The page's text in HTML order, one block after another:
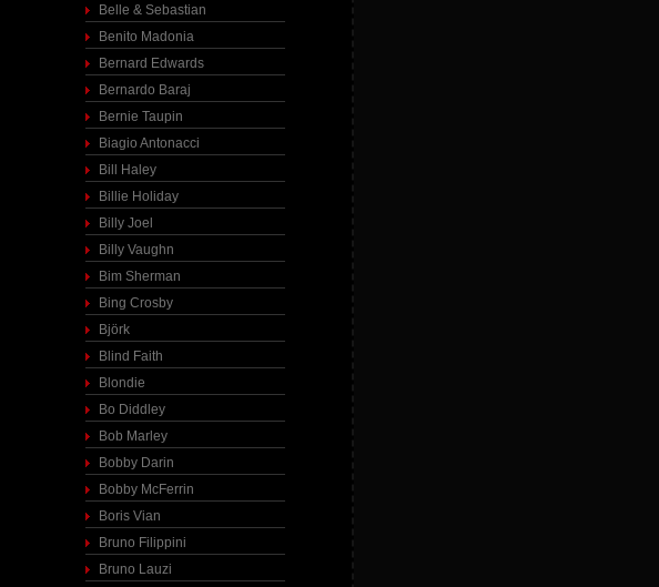
Belle & Sebastian
Benito Madonia
Bernard Edwards
Bernardo Baraj
Bernie Taupin
Biagio Antonacci
Bill Haley
Billie Holiday
Billy Joel
Billy Vaughn
Bim Sherman
Bing Crosby
Björk
Blind Faith
Blondie
Bo Diddley
Bob Marley
Bobby Darin
Bobby McFerrin
Boris Vian
Bruno Filippini
Bruno Lauzi